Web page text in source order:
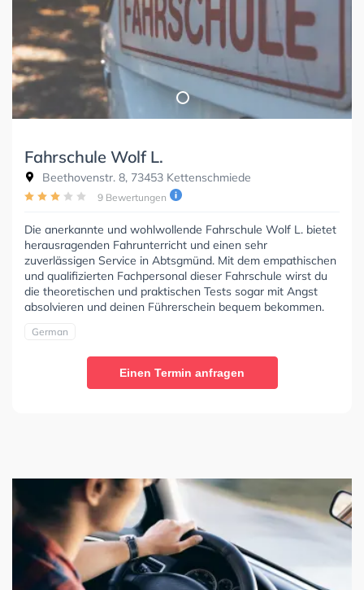
Fahrschule Wolf L.
Beethovenstr. 8, 73453 Kettenschmiede
9 Bewertungen
Die anerkannte und wohlwollende Fahrschule Wolf L. bietet
herausragenden Fahrunterricht und einen sehr
zuverlässigen Service in Abtsgmünd. Mit dem empathischen
und qualifizierten Fachpersonal dieser Fahrschule wirst du
die theoretischen und praktischen Tests sogar mit Angst
absolvieren und deinen Führerschein bequem bekommen.
German
Einen Termin anfragen